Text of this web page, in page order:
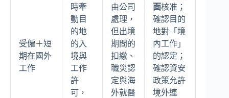
受僱＋短
期在國外
工作
時牽
動目
的地
的入
境與
工作
許
可，
由公司
處理，
但出境
期間的
扣繳、
職災認
定與海
外就醫
面核准；
確認目的
地對「境
內工作」
的認定；
確認資安
政策允許
境外連